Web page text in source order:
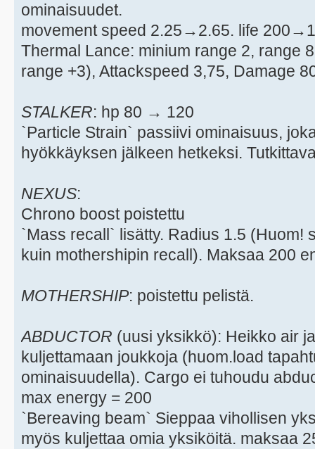
ominaisuudet.
movement speed 2.25→2.65. life
Thermal Lance: minium range 2, range
range +3), Attackspeed 3,75, Damage
STALKER: hp 80 → 120
`Particle Strain` passiivi ominaisuus,
hyökkäyksen jälkeen hetkeksi.
NEXUS:
Chrono boost poistettu
`Mass recall` lisätty. Radius 1.5 (Huom!
kuin mothershipin recall). Maksaa 200
MOTHERSHIP: poistettu pelistä.
ABDUCTOR (uusi yksikkö): Heikko air
kuljettamaan joukkoja (huom.load
ominaisuudella). Cargo ei tuhoudu
max energy = 200
`Bereaving beam` Sieppaa vihollisen
myös kuljettaa omia yksiköitä. maksaa